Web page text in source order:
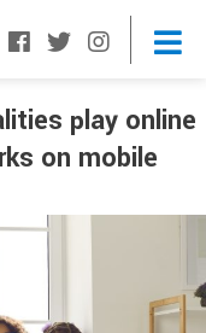
play online
on mobile